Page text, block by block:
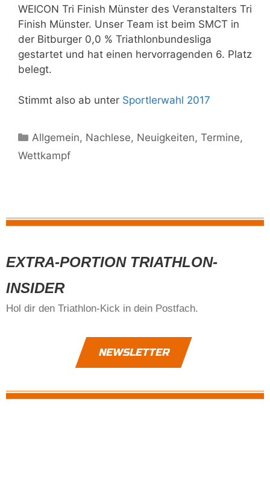
WEICON Tri Finish Münster des Veranstalters Tri
Finish Münster. Unser Team ist beim SMCT in
der Bitburger 0,0 % Triathlonbundesliga
gestartet und hat einen hervorragenden 6. Platz
belegt.
Stimmt also ab unter Sportlerwahl 2017
Allgemein, Nachlese, Neuigkeiten,Termine,
Wettkampf
EXTRA-PORTION TRIATHLON-
INSIDER
Hol dir den Triathlon-Kick in dein Postfach.
NEWSLETTER